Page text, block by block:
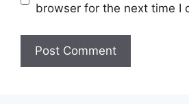
browser for the next time I